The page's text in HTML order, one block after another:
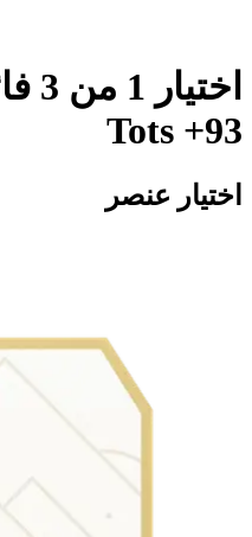
اختيار 1 من 3 فائزين من Uefa و